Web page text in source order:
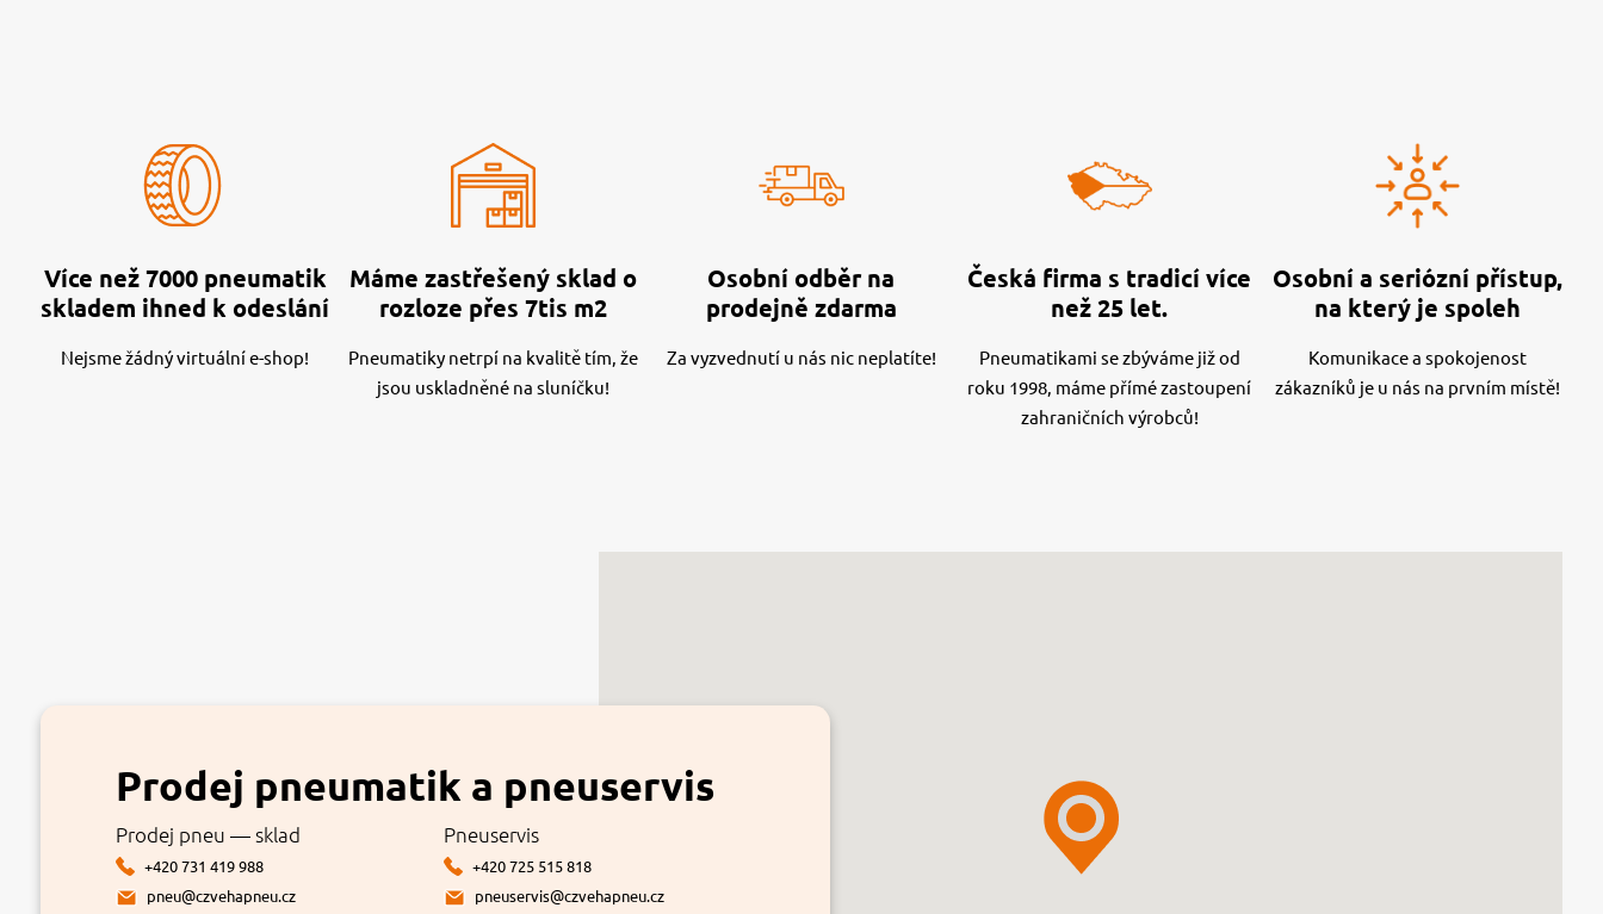
Více než 7000 pneumatik
skladem ihned k odeslání
Nejsme žádný virtuální e-shop!
Máme zastřešený sklad o
rozloze přes 7tis m2
Pneumatiky netrpí na kvalitě tím, že
jsou uskladněné na sluníčku!
Osobní odběr na
prodejně zdarma
Za vyzvednutí u nás nic neplatíte!
Česká firma s tradicí více
než 25 let.
Pneumatikami se zbýváme již od
roku 1998, máme přímé zastoupení
zahraničních výrobců!
Osobní a seriózní přístup,
na který je spoleh
Komunikace a spokojenost
zákazníků je u nás na prvním místě!
Prodej pneumatik a pneuservis
Prodej pneu — sklad
+420 731 419 988
pneu@czvehapneu.cz
Pneuservis
+420 725 515 818
pneuservis@czvehapneu.cz